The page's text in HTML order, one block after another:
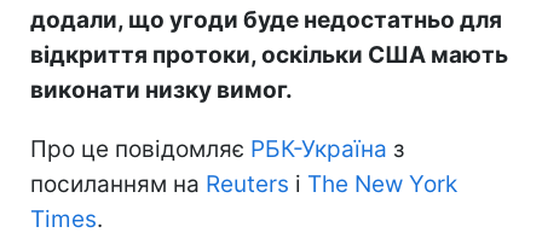
додали, що угоди буде недостатньо для
відкриття протоки, оскільки США мають
виконати низку вимог.
Про це повідомляє РБК-Україна з
посиланням на Reuters і The New York
Times.